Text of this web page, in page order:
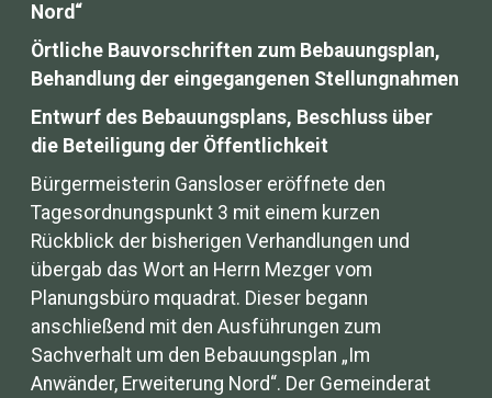
Nord“
Örtliche Bauvorschriften zum Bebauungsplan,
Behandlung der eingegangenen Stellungnahmen
Entwurf des Bebauungsplans, Beschluss über
die Beteiligung der Öffentlichkeit
Bürgermeisterin Gansloser eröffnete den
Tagesordnungspunkt 3 mit einem kurzen
Rückblick der bisherigen Verhandlungen und
übergab das Wort an Herrn Mezger vom
Planungsbüro mquadrat. Dieser begann
anschließend mit den Ausführungen zum
Sachverhalt um den Bebauungsplan „Im
Anwänder, Erweiterung Nord“. Der Gemeinderat